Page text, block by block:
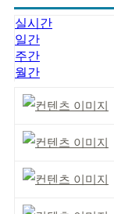
실시간
일간
주간
월간